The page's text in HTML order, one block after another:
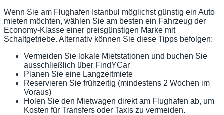
Wenn Sie am Flughafen Istanbul möglichst günstig ein Auto
mieten möchten, wählen Sie am besten ein Fahrzeug der
Economy-Klasse einer preisgünstigen Marke mit
Schaltgetriebe. Alternativ können Sie diese Tipps befolgen:
Vermeiden Sie lokale Mietstationen und buchen Sie
ausschließlich über FindYCar
Planen Sie eine Langzeitmiete
Reservieren Sie frühzeitig (mindestens 2 Wochen im
Voraus)
Holen Sie den Mietwagen direkt am Flughafen ab, um
Kosten für Transfers oder Taxis zu vermeiden.